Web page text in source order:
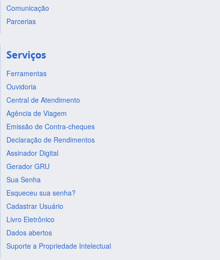
Comunicação
Parcerias
Serviços
Ferramentas
Ouvidoria
Central de Atendimento
Agência de Viagem
Emissão de Contra-cheques
Declaração de Rendimentos
Assinador Digital
Gerador GRU
Sua Senha
Esqueceu sua senha?
Cadastrar Usuário
Livro Eletrônico
Dados abertos
Suporte a Propriedade Intelectual